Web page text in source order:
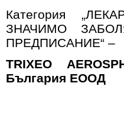
Категория
ЗНАЧИМО
ПРЕДПИСАНИЕ“ –
ТRIXEO
България ЕООД